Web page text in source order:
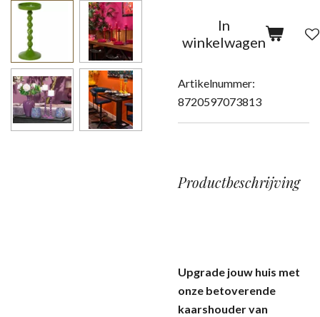
In
winkelwagen
Artikelnummer:
8720597073813
Productbeschrijving
Upgrade jouw huis met
onze betoverende
kaarshouder van